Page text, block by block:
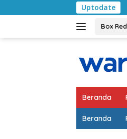
ke
Uptodate
Box
Beranda
Beranda